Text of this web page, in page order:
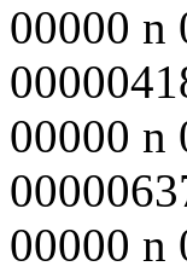
00000 n
00000 n
00000 n